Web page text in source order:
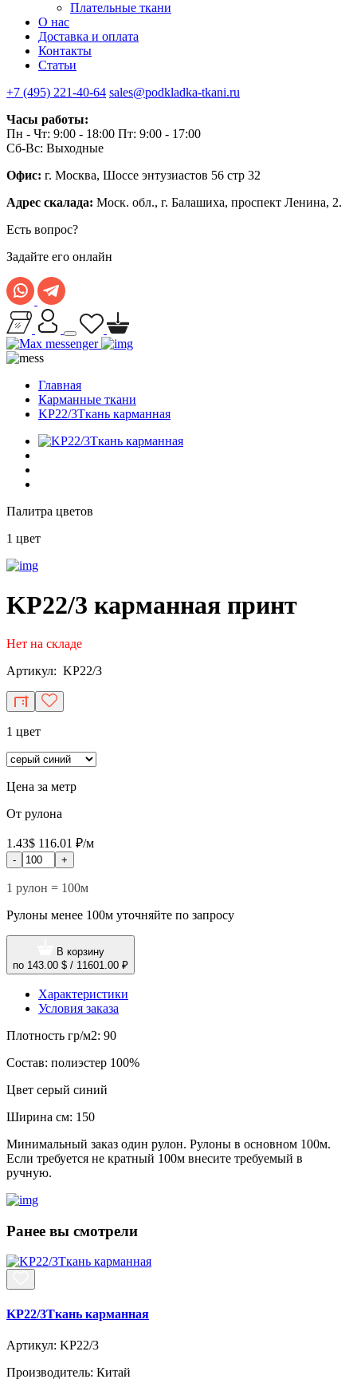
Плательные ткани
О нас
Доставка и оплата
Контакты
Статьи
+7 (495) 221-40-64 sales@podkladka-tkani.ru
Часы работы:
Пн - Чт: 9:00 - 18:00 Пт: 9:00 - 17:00
Сб-Вс: Выходные
Офис: г. Москва, Шоссе энтузиастов 56 стр 32
Адрес скалада: Моск. обл., г. Балашиха, проспект Ленина, 2.
Есть вопрос?
Задайте его онлайн
Главная
Карманные ткани
KP22/3Ткань карманная
Палитра цветов
1 цвет
KP22/3 карманная принт
Нет на складе
Артикул: KP22/3
1 цвет
Цена за метр
От рулона
1.43$ 116.01 ₽/м
- +
1 рулон = 100м
Рулоны менее 100м уточняйте по запросу
В корзину
по 143.00 $ / 11601.00 ₽
Характеристики
Условия заказа
Плотность гр/м2: 90
Состав: полиэстер 100%
Цвет серый синий
Ширина см: 150
Минимальный заказ один рулон. Рулоны в основном 100м.
Если требуется не кратный 100м внесите требуемый в
ручную.
Ранее вы смотрели
KP22/3Ткань карманная
Артикул: KP22/3
Производитель: Китай